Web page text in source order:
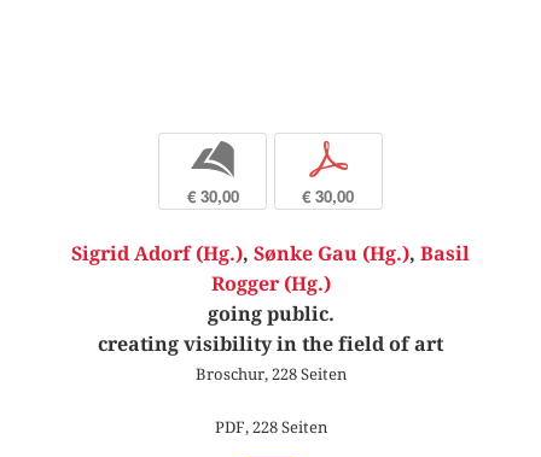
b
€ 30,00
p
€ 30,00
Sigrid Adorf (Hg.), Sønke Gau (Hg.), Basil
Rogger (Hg.)
going public.
creating visibility in the field of art
Broschur, 228 Seiten
PDF, 228 Seiten